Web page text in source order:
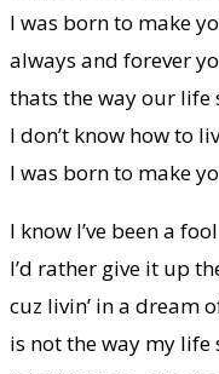
I was born to make
always and forever
thats the way our life
I don’t know how to
I was born to make
I know I’ve been a
I’d rather give it up
cuz livin’ in a dream
is not the way my life